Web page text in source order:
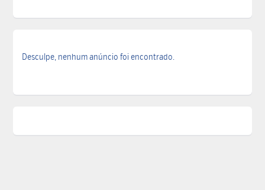
Desculpe, nenhum anúncio foi encontrado.